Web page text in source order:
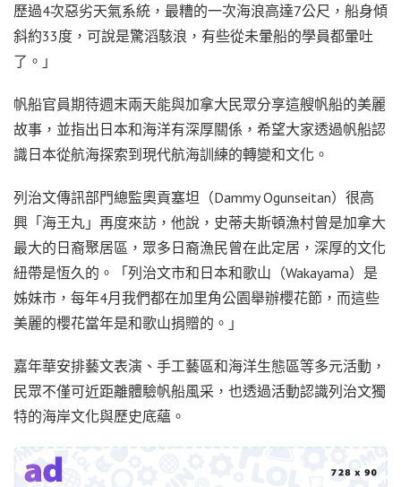
歷過4次惡劣天氣系統，最糟的一次海浪高達7公尺，船身傾
斜約33度，可說是驚滔駭浪，有些從未暈船的學員都暈吐
了。」
帆船官員期待週末兩天能與加拿大民眾分享這艘帆船的美麗
故事，並指出日本和海洋有深厚關係，希望大家透過帆船認
識日本從航海探索到現代航海訓練的轉變和文化。
列治文傳訊部門總監奧貢塞坦（Dammy Ogunseitan）很高
興「海王丸」再度來訪，他說，史蒂夫斯頓漁村曾是加拿大
最大的日裔聚居區，眾多日裔漁民曾在此定居，深厚的文化
紐帶是恆久的。「列治文市和日本和歌山（Wakayama）是
姊妹市，每年4月我們都在加里角公園舉辦櫻花節，而這些
美麗的櫻花當年是和歌山捐贈的。」
嘉年華安排藝文表演、手工藝區和海洋生態區等多元活動，
民眾不僅可近距離體驗帆船風采，也透過活動認識列治文獨
特的海岸文化與歷史底蘊。